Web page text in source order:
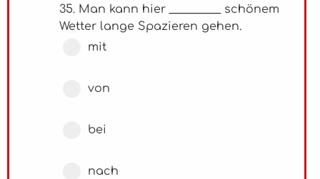
35. Man kann hier _________ schönem
Wetter lange Spazieren gehen.
mit
von
bei
nach